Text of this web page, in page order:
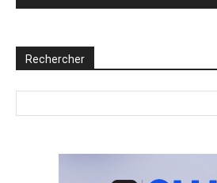
Rechercher